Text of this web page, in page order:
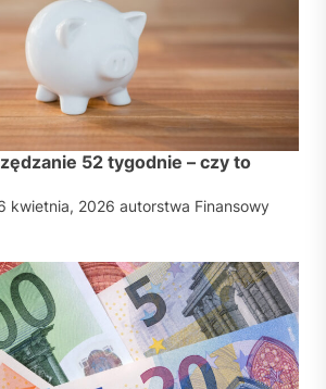
52 tygodnie – czy to
kwietnia, 2026 autorstwa Finansowy